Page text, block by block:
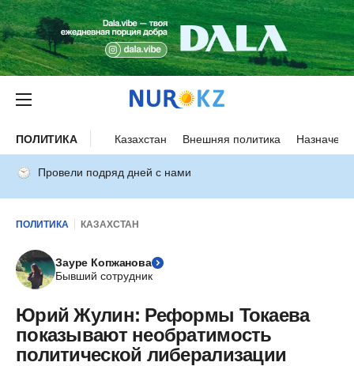
ПОЛИТИКА Казахстан Внешняя политика
Провели подряд дней с нами
ПОЛИТИКА КАЗАХСТАН
Зауре Копжанова
Бывший сотрудник
Юрий Жулин: Реформы Токаева
показывают необратимость
политической либерализации